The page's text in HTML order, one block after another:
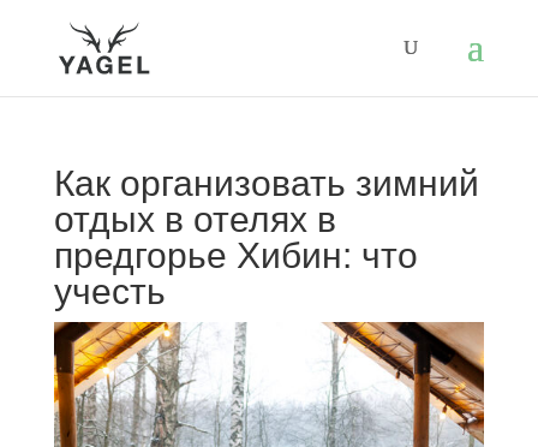
Как организовать зимний
отдых в отелях в
предгорье Хибин: что
учесть